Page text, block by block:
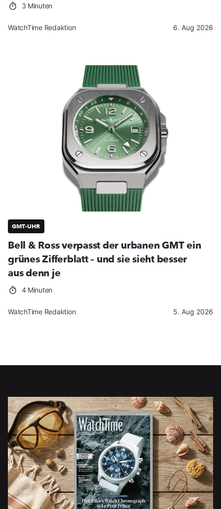
3 Minuten
WatchTime Redaktion 6. Aug 2026
GMT-UHR
Bell & Ross verpasst der urbanen GMT ein
grünes Zifferblatt – und sie sieht besser
aus denn je
4 Minuten
WatchTime Redaktion 5. Aug 2026